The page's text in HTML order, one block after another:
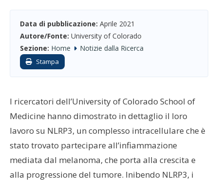
Data di pubblicazione: Aprile 2021
Autore/Fonte: University of Colorado
Sezione: Home Notizie dalla Ricerca
Stampa
I ricercatori dell’University of Colorado School of
Medicine hanno dimostrato in dettaglio il loro
lavoro su NLRP3, un complesso intracellulare che è
stato trovato partecipare all’infiammazione
mediata dal melanoma, che porta alla crescita e
alla progressione del tumore. Inibendo NLRP3, i